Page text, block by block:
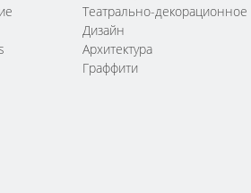
Театрально-декорационное
Дизайн
Архитектура
Граффити